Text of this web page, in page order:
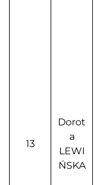
13
Dorot
a
LEWI
ŃSKA